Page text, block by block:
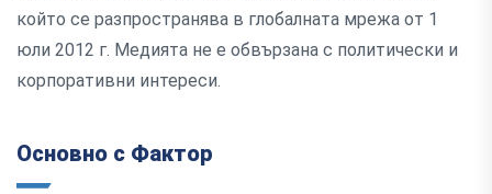
който се разпространява в глобалната мрежа от 1
юли 2012 г. Медията не е обвързана с политически и
корпоративни интереси.
Основно с Фактор